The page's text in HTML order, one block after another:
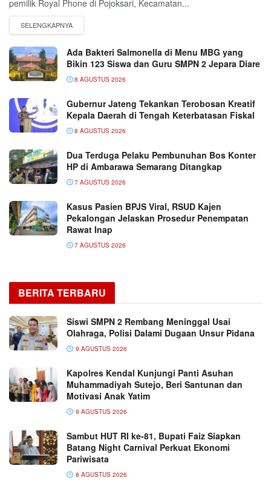
pemilik Royal Phone di Pojoksari, Kecamatan...
Ada Bakteri Salmonella di Menu MBG yang
Bikin 123 Siswa dan Guru SMPN 2 Jepara Diare
8 AGUSTUS 2026
Gubernur Jateng Tekankan Terobosan Kreatif
Kepala Daerah di Tengah Keterbatasan Fiskal
8 AGUSTUS 2026
Dua Terduga Pelaku Pembunuhan Bos Konter
HP di Ambarawa Semarang Ditangkap
7 AGUSTUS 2026
Kasus Pasien BPJS Viral, RSUD Kajen
Pekalongan Jelaskan Prosedur Penempatan
Rawat Inap
7 AGUSTUS 2026
BERITA TERBARU
Siswi SMPN 2 Rembang Meninggal Usai
Olahraga, Polisi Dalami Dugaan Unsur Pidana
9 AGUSTUS 2026
Kapolres Kendal Kunjungi Panti Asuhan
Muhammadiyah Sutejo, Beri Santunan dan
Motivasi Anak Yatim
9 AGUSTUS 2026
Sambut HUT RI ke-81, Bupati Faiz Siapkan
Batang Night Carnival Perkuat Ekonomi
Pariwisata
8 AGUSTUS 2026